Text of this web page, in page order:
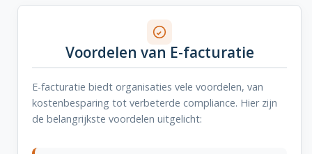
Voordelen van E-facturatie
E-facturatie biedt organisaties vele voordelen, van
kostenbesparing tot verbeterde compliance. Hier zijn
de belangrijkste voordelen uitgelicht: